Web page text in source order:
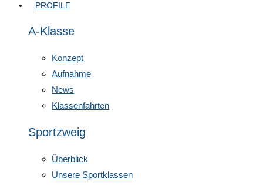
PROFILE
A-Klasse
Konzept
Aufnahme
News
Klassenfahrten
Sportzweig
Überblick
Unsere Sportklassen